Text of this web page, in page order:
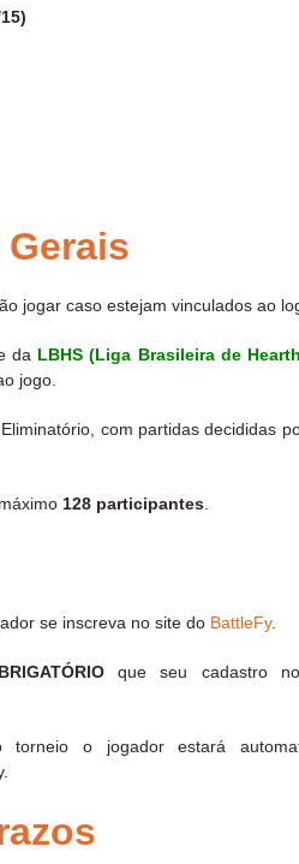
jogar caso estejam vinculados ao
da LBHS (Liga Brasileira de
jogo.
com partidas decididas
128 participantes
se inscreva no site do BattleFy.
que seu cadastro
torneio o jogador estará